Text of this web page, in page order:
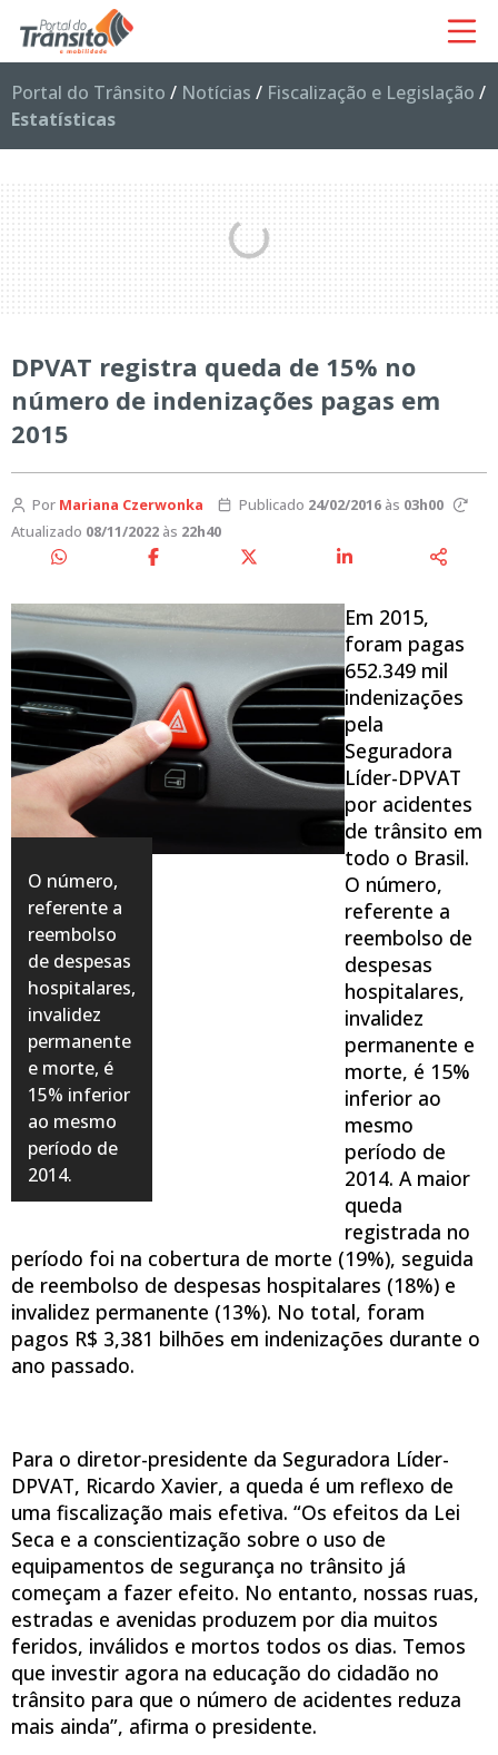
Portal do Trânsito / Notícias / Fiscalização e Legislação /
Estatísticas
DPVAT registra queda de 15% no
número de indenizações pagas em
2015
Por Mariana Czerwonka Publicado 24/02/2016às 03h00
Atualizado 08/11/2022 às 22h40
O número,
referente a
reembolso
de despesas
hospitalares,
invalidez
permanente
e morte, é
15% inferior
ao mesmo
período de
2014.
Em 2015,
foram pagas
652.349 mil
indenizações
pela
Seguradora
Líder-DPVAT
por acidentes
de trânsito em
todo o Brasil.
O número,
referente a
reembolso de
despesas
hospitalares,
invalidez
permanente e
morte, é 15%
inferior ao
mesmo
período de
2014. A maior
queda
registrada no
período foi na cobertura de morte (19%), seguida
de reembolso de despesas hospitalares (18%) e
invalidez permanente (13%). No total, foram
pagos R$ 3,381 bilhões em indenizações durante o
ano passado.
Para o diretor-presidente da Seguradora Líder-
DPVAT, Ricardo Xavier, a queda é um reflexo de
uma fiscalização mais efetiva. “Os efeitos da Lei
Seca e a conscientização sobre o uso de
equipamentos de segurança no trânsito já
começam a fazer efeito. No entanto, nossas ruas,
estradas e avenidas produzem por dia muitos
feridos, inválidos e mortos todos os dias. Temos
que investir agora na educação do cidadão no
trânsito para que o número de acidentes reduza
mais ainda”, afirma o presidente.